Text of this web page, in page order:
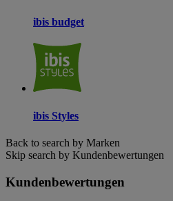
ibis budget
ibis Styles
Back to search by Marken
Skip search by Kundenbewertungen
Kundenbewertungen